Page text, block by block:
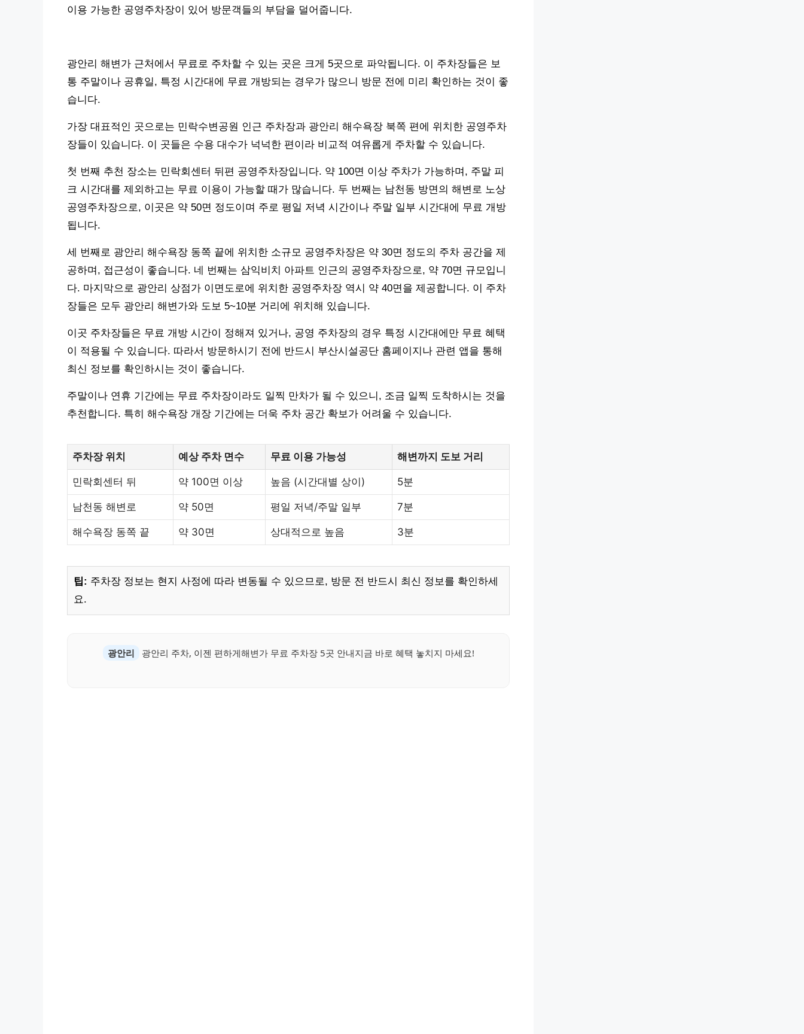
이용 가능한 공영주차장이 있어 방문객들의 부담을 덜어줍니다.
광안리 해변가 근처에서 무료로 주차할 수 있는 곳은 크게 5곳으로 파악됩니다. 이 주차장들은 보
통 주말이나 공휴일, 특정 시간대에 무료 개방되는 경우가 많으니 방문 전에 미리 확인하는 것이 좋
습니다.
가장 대표적인 곳으로는 민락수변공원 인근 주차장과 광안리 해수욕장 북쪽 편에 위치한 공영주차
장들이 있습니다. 이 곳들은 수용 대수가 넉넉한 편이라 비교적 여유롭게 주차할 수 있습니다.
첫 번째 추천 장소는 민락회센터 뒤편 공영주차장입니다. 약 100면 이상 주차가 가능하며, 주말 피
크 시간대를 제외하고는 무료 이용이 가능할 때가 많습니다. 두 번째는 남천동 방면의 해변로 노상
공영주차장으로, 이곳은 약 50면 정도이며 주로 평일 저녁 시간이나 주말 일부 시간대에 무료 개방
됩니다.
세 번째로 광안리 해수욕장 동쪽 끝에 위치한 소규모 공영주차장은 약 30면 정도의 주차 공간을 제
공하며, 접근성이 좋습니다. 네 번째는 삼익비치 아파트 인근의 공영주차장으로, 약 70면 규모입니
다. 마지막으로 광안리 상점가 이면도로에 위치한 공영주차장 역시 약 40면을 제공합니다. 이 주차
장들은 모두 광안리 해변가와 도보 5~10분 거리에 위치해 있습니다.
이곳 주차장들은 무료 개방 시간이 정해져 있거나, 공영 주차장의 경우 특정 시간대에만 무료 혜택
이 적용될 수 있습니다. 따라서 방문하시기 전에 반드시 부산시설공단 홈페이지나 관련 앱을 통해
최신 정보를 확인하시는 것이 좋습니다.
주말이나 연휴 기간에는 무료 주차장이라도 일찍 만차가 될 수 있으니, 조금 일찍 도착하시는 것을
추천합니다. 특히 해수욕장 개장 기간에는 더욱 주차 공간 확보가 어려울 수 있습니다.
주차장 위치 예상 주차 면수 무료 이용 가능성 해변까지 도보 거리
민락회센터 뒤 약 100면 이상 높음 (시간대별 상이) 5분
남천동 해변로 약 50면 평일 저녁/주말 일부 7분
해수욕장 동쪽 끝 약 30면 상대적으로 높음 3분
팁: 주차장 정보는 현지 사정에 따라 변동될 수 있으므로, 방문 전 반드시 최신 정보를 확인하세
요.
광안리 광안리 주차, 이젠 편하게해변가 무료 주차장 5곳 안내지금 바로 혜택 놓치지 마세요!